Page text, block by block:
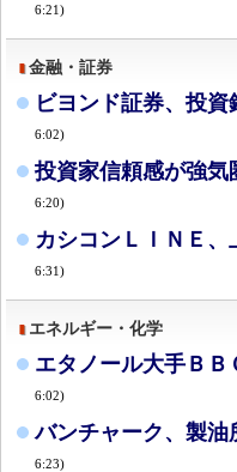
6:21)
金融・証券
ビヨンド証券、投
6:02)
投資家信頼感が強
6:20)
カシコンＬＩＮＥ
6:31)
エネルギー・化学
エタノール大手Ｂ
6:02)
バンチャーク、製
6:23)